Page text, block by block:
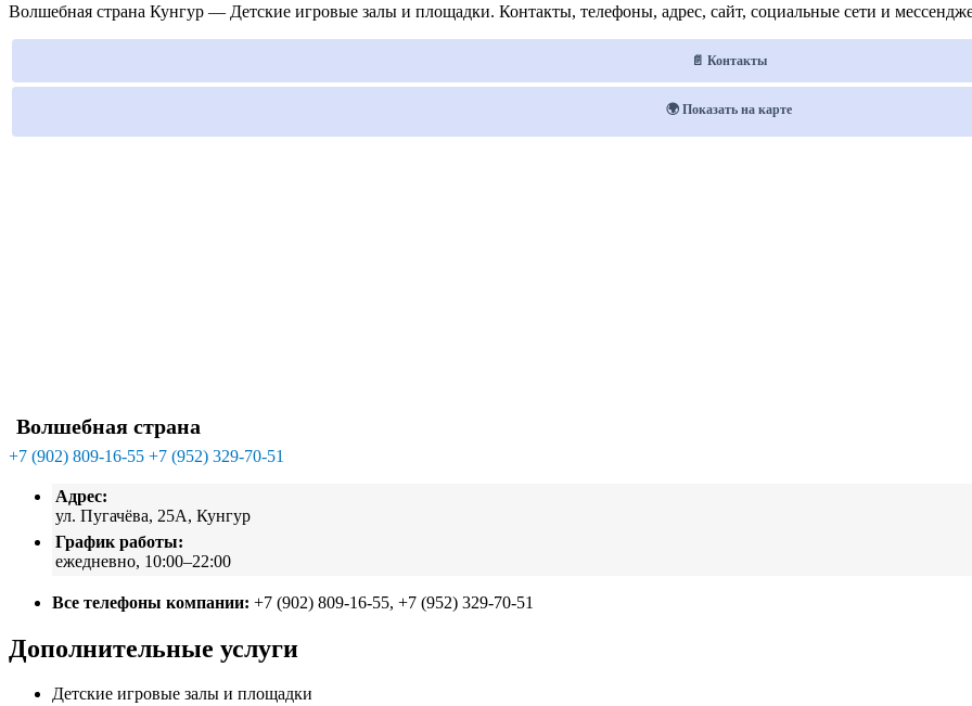
Волшебная страна Кунгур — Детские игровые залы и площадки. Контакты, телефоны, адрес, сайт, социальные сети и
📄 Контакты
🌍 Показать на карте
Волшебная страна
+7 (902) 809-16-55 +7 (952) 329-70-51
Адрес:
ул. Пугачёва, 25А, Кунгур
График работы:
ежедневно, 10:00–22:00
Все телефоны компании: +7 (902) 809-16-55, +7 (952) 329-70-51
Дополнительные услуги
Детские игровые залы и площадки